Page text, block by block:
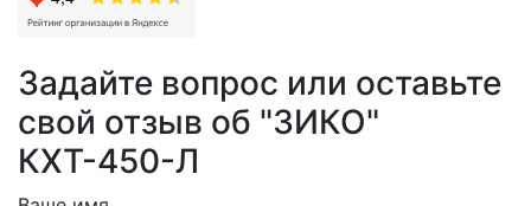
Задайте вопрос или оставьте
свой отзыв об "ЗИКО"
КХТ-450-Л